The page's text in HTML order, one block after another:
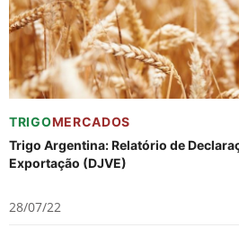
TRIGOMERCADOS
Trigo Argentina: Relatório de
Exportação (DJVE)
28/07/22